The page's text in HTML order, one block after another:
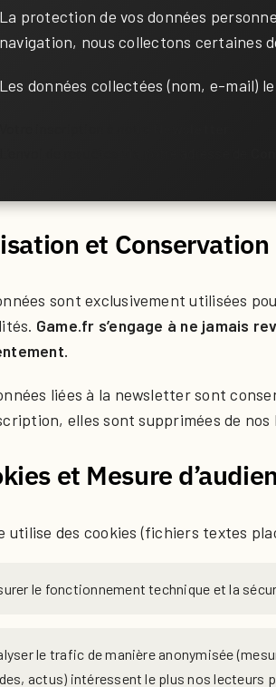
La protection de vos données
navigation, nous collectons certaines
Les données collectées (nom, e-mail)
et Conservation
sont exclusivement utilisées
Game.fr s’engage à ne jamais
liées à la newsletter sont
elles sont supprimées de nos
et Mesure
utilise des cookies (fichiers textes
le fonctionnement technique et la
le trafic de manière anonymisée
actus) intéressent le plus nos lecteurs